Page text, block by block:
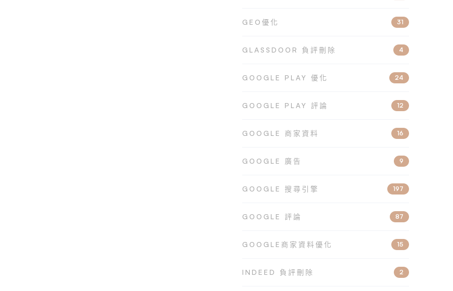
GEO優化 31
GLASSDOOR 負評刪除 4
GOOGLE PLAY 優化 24
GOOGLE PLAY 評論 12
GOOGLE 商家資料 16
GOOGLE 廣告 9
GOOGLE 搜尋引擎 197
GOOGLE 評論 87
GOOGLE商家資料優化 15
INDEED 負評刪除 2